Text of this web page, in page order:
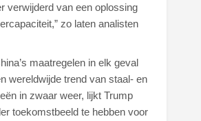
verwijderd van een oplossing
zo laten analisten
maatregelen in elk geval
wereldwijde trend van staal- en
in zwaar weer, lijkt Trump
toekomstbeeld te hebben voor